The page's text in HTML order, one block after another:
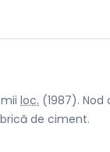
loc. (1987).
de ciment.